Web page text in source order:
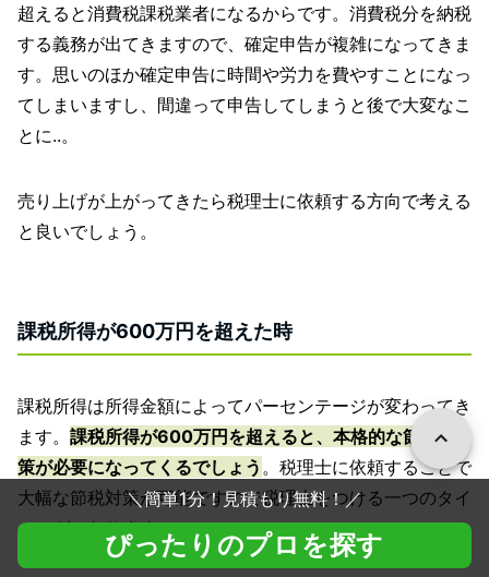
超えると消費税課税業者になるからです。消費税分を納税
する義務が出てきますので、確定申告が複雑になってきま
す。思いのほか確定申告に時間や労力を費やすことになっ
てしまいますし、間違って申告してしまうと後で大変なこ
とに..。
売り上げが上がってきたら税理士に依頼する方向で考える
と良いでしょう。
課税所得が600万円を超えた時
課税所得は所得金額によってパーセンテージが変わってき
ます。 課税所得が600万円を超えると、本格的な節税対
策が必要になってくるでしょう 。税理士に依頼することで
大幅な節税対策が可能ですので税理士をつける一つのタイ
ミングになります。
＼簡単1分！見積もり無料！／
ぴったりのプロを探す